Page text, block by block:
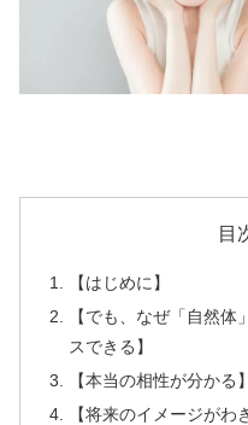
目
【はじめに】
【でも、なぜ「自然
スできる】
【本当の相性が分かる】
【将来のイメージがわ